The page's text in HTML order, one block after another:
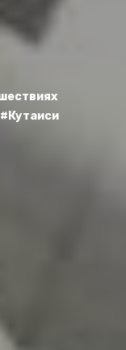
#Кутаиси